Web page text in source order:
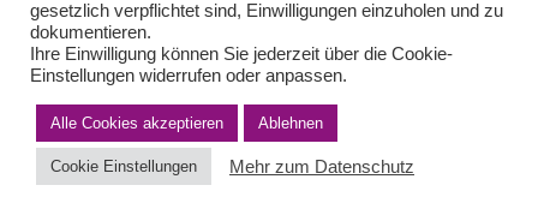
Impressum Haftungsausschluss
Datenschutzerklärung nach DSGVO
Kontakt
© von Herder Management GmbH 2024 I * § 6 Nr.4 StBerG
gesetzlich verpflichtet sind, Einwilligungen einzuholen und zu
dokumentieren.
Ihre Einwilligung können Sie jederzeit über die Cookie-
Einstellungen widerrufen oder anpassen.
Alle Cookies akzeptieren Ablehnen
Cookie Einstellungen Mehr zum Datenschutz